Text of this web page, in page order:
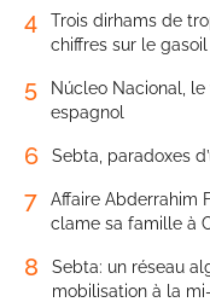
4
Trois dirhams de
chiffres sur le gasoil
5
Núcleo Nacional,
espagnol
6 Sebta, paradoxes
7
Affaire Abderrahim
clame sa famille à
8
Sebta: un réseau
mobilisation à la